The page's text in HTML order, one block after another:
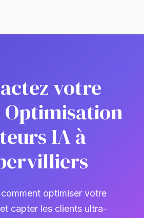
votre
Optimisation
IA à
optimiser votre
capter les clients ultra-